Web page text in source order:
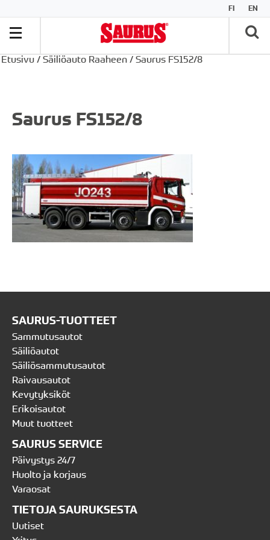
FI EN
Etusivu / Säiliöauto Raaheen / Saurus FS152/8
Saurus FS152/8
SAURUS-TUOTTEET
Sammutusautot
Säiliöautot
Säiliösammutusautot
Raivausautot
Kevytyksiköt
Erikoisautot
Muut tuotteet
SAURUS SERVICE
Päivystys 24/7
Huolto ja korjaus
Varaosat
TIETOJA SAURUKSESTA
Uutiset